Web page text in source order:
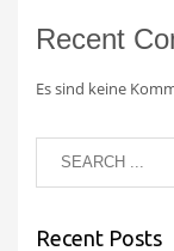
Recent
Es sind keine
Recent Posts